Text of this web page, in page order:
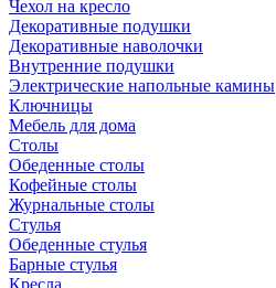
Чехол на кресло
Декоративные подушки
Декоративные наволочки
Внутренние подушки
Электрические напольные камины
Ключницы
Мебель для дома
Столы
Обеденные столы
Кофейные столы
Журнальные столы
Стулья
Обеденные стулья
Барные стулья
Кресла